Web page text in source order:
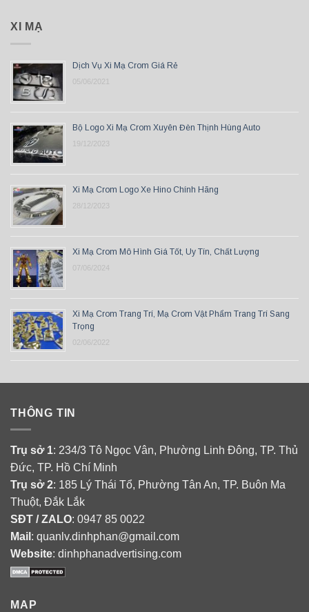
XI MẠ
Dịch Vụ Xi Mạ Crom Giá Rẻ
05/06/2021
Bộ Logo Xi Mạ Crom Xuyên Đèn Thịnh Hùng Auto
19/12/2023
Xi Mạ Crom Logo Xe Hino Chính Hãng
28/12/2023
Xi Mạ Crom Mô Hình Giá Tốt, Uy Tín, Chất Lượng
07/06/2024
Xi Mạ Crom Trang Trí, Mạ Crom Vật Phẩm Trang Trí Sang
Trọng
02/06/2022
THÔNG TIN
Trụ sở 1: 234/3 Tô Ngọc Vân, Phường Linh Đông, TP. Thủ
Đức, TP. Hồ Chí Minh
Trụ sở 2: 185 Lý Thái Tổ, Phường Tân An, TP. Buôn Ma
Thuột, Đắk Lắk
SĐT / ZALO: 0947 85 0022
Mail : quanlv.dinhphan@gmail.com
Website: dinhphanadvertising.com
MAP